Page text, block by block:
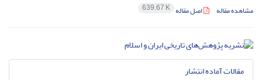
مشاهده مقاله اصل مقاله 639.67 K
مقالات آماده انتشار